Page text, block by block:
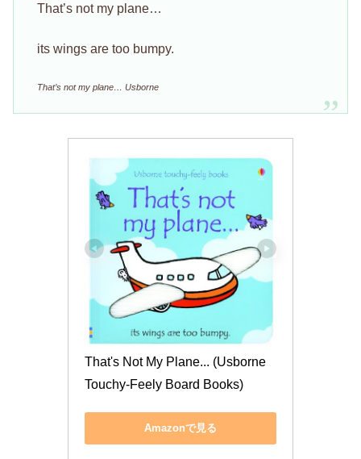
That’s not my plane…
its wings are too bumpy.
That’s not my plane… Usborne
That's Not My Plane... (Usborne
Touchy-Feely Board Books)
Amazonで見る